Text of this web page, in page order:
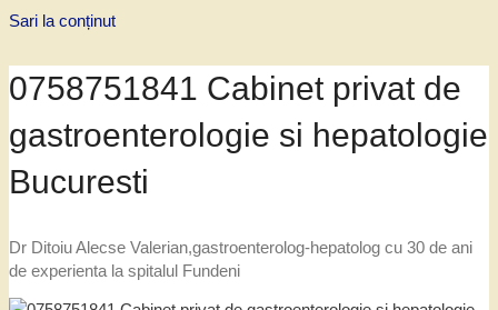
Sari la conținut
0758751841 Cabinet privat de
gastroenterologie si hepatologie
Bucuresti
Dr Ditoiu Alecse Valerian,gastroenterolog-hepatolog cu 30 de ani
de experienta la spitalul Fundeni